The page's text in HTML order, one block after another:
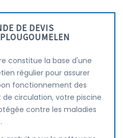
DE DEVIS
constitue la base d'une
régulier pour assurer
fonctionnement des
circulation, votre piscine
contre les maladies